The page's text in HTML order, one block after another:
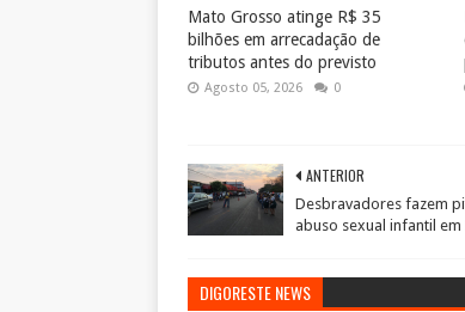
Mato Grosso atinge R$ 35
bilhões em arrecadação de
tributos antes do previsto
Agosto 05, 2026 0
ANTERIOR
Desbravadores fazem
abuso sexual infantil em
DIGORESTE NEWS